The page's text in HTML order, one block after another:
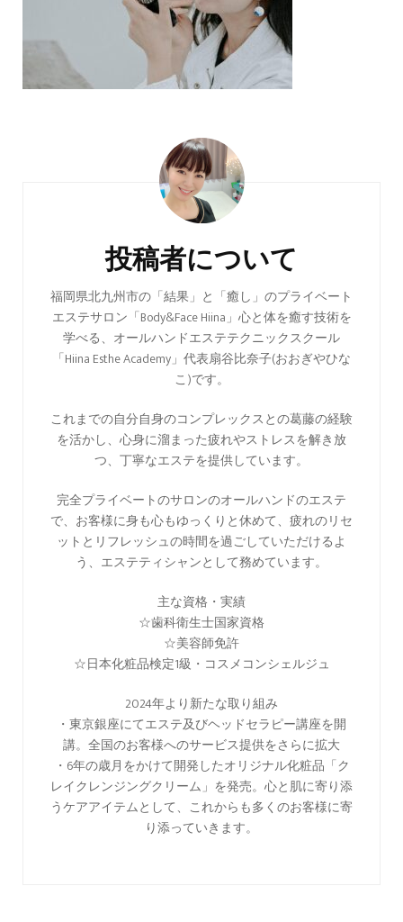
投稿者について
福岡県北九州市の「結果」と「癒し」のプライベート
エステサロン「Body&Face Hiina」心と体を癒す技術を
学べる、オールハンドエステテクニックスクール
「Hiina Esthe Academy」代表扇谷比奈子(おおぎやひな
こ)です。
これまでの自分自身のコンプレックスとの葛藤の経験
を活かし、心身に溜まった疲れやストレスを解き放
つ、丁寧なエステを提供しています。
完全プライベートのサロンのオールハンドのエステ
で、お客様に身も心もゆっくりと休めて、疲れのリセ
ットとリフレッシュの時間を過ごしていただけるよ
う、エステティシャンとして務めています。
主な資格・実績
☆歯科衛生士国家資格
☆美容師免許
☆日本化粧品検定1級・コスメコンシェルジュ
2024年より新たな取り組み
・東京銀座にてエステ及びヘッドセラピー講座を開
講。全国のお客様へのサービス提供をさらに拡大
・6年の歳月をかけて開発したオリジナル化粧品「ク
レイクレンジングクリーム」を発売。心と肌に寄り添
うケアアイテムとして、これからも多くのお客様に寄
り添っていきます。